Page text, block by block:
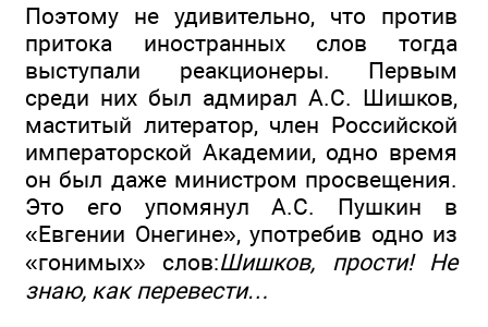
Поэтому не удивительно, что против
притока иностранных слов тогда
выступали реакционеры. Первым
среди них был адмирал А.С. Шишков,
маститый литератор, член Российской
императорской Академии, одно время
он был даже министром просвещения.
Это его упомянул А.С. Пушкин в
«Евгении Онегине», употребив одно из
«гонимых» слов:Шишков, прости! Не
знаю, как перевести…